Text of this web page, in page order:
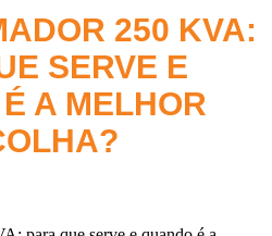
250 KVA:
SERVE E
A MELHOR